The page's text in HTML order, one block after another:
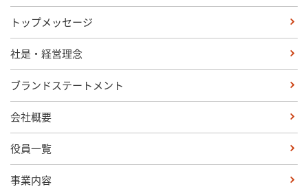
トップメッセージ
社是・経営理念
ブランドステートメント
会社概要
役員一覧
事業内容